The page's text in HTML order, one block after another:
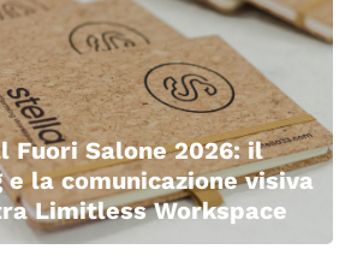
Fuori Salone 2026: il
la comunicazione visiva
Limitless Workspace